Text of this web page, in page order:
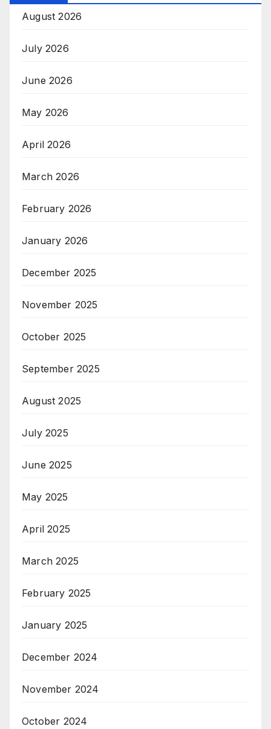
August 2026
July 2026
June 2026
May 2026
April 2026
March 2026
February 2026
January 2026
December 2025
November 2025
October 2025
September 2025
August 2025
July 2025
June 2025
May 2025
April 2025
March 2025
February 2025
January 2025
December 2024
November 2024
October 2024